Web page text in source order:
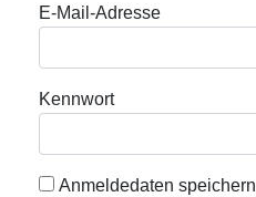
E-Mail-Adresse
Kennwort
Anmeldedaten speichern